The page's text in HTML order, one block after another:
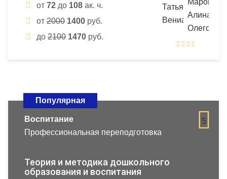
от 72 до 108 ак. ч.
от 2000 1400 руб.
до 2100 1470 руб.
Популярная
5
Воспитание
Профессиональная переподготовка
Теория и методика дошкольного
образования и воспитания